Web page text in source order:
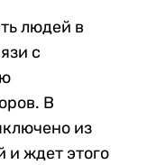
людей в
с
В
из
и ждет этого